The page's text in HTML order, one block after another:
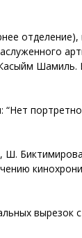
отделение),
Шамиль.
Ш.
вырезок с